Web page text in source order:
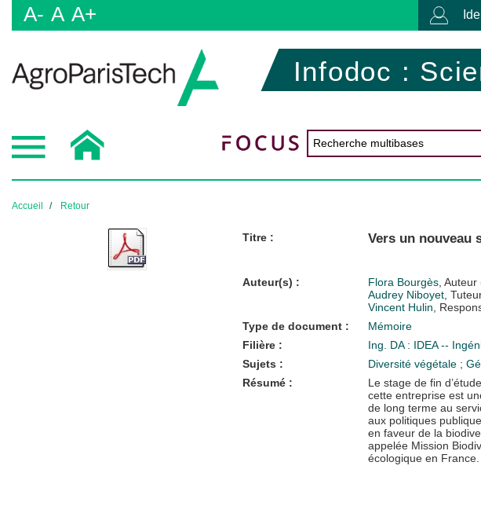
A- A A+
Infodoc :
Accueil Retour
Titre : Vers un nouveau
Auteur(s) : Flora Bourgès, Auteur
Audrey Niboyet,
Vincent Hulin ,
Type de document :
Mémoire
Filière :
Ing. DA : IDEA --
Sujets :
Diversité végétale ;
Résumé :
Le stage de fin
cette entreprise est
de long terme au
aux politiques
en faveur de la
appelée Mission
écologique en France.